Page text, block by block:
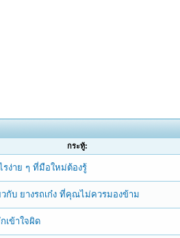
กระทู้:
รง่าย ๆ ที่มือใหม่ต้องรู้
กับ ยางรถเก๋ง ที่คุณไม่ควรมองข้าม
เข้าใจผิด